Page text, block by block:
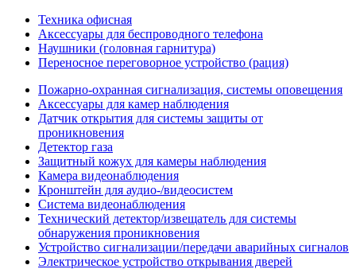
Техника офисная
Аксессуары для беспроводного телефона
Наушники (головная гарнитура)
Переносное переговорное устройство (рация)
Пожарно-охранная сигнализация, системы оповещения
Аксессуары для камер наблюдения
Датчик открытия для системы защиты от
проникновения
Детектор газа
Защитный кожух для камеры наблюдения
Камера видеонаблюдения
Кронштейн для аудио-/видеосистем
Система видеонаблюдения
Технический детектор/извещатель для системы
обнаружения проникновения
Устройство сигнализации/передачи аварийных сигналов
Электрическое устройство открывания дверей